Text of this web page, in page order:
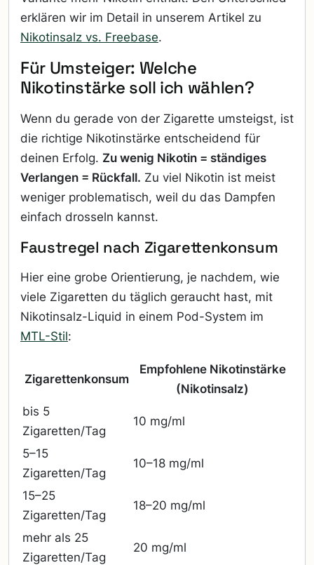
erklären wir im Detail in unserem Artikel zu
Nikotinsalz vs. Freebase.
Für Umsteiger: Welche
Nikotinstärke soll ich wählen?
Wenn du gerade von der Zigarette umsteigst, ist
die richtige Nikotinstärke entscheidend für
deinen Erfolg. Zu wenig Nikotin = ständiges
Verlangen = Rückfall. Zu viel Nikotin ist meist
weniger problematisch, weil du das Dampfen
einfach drosseln kannst.
Faustregel nach Zigarettenkonsum
Hier eine grobe Orientierung, je nachdem, wie
viele Zigaretten du täglich geraucht hast, mit
Nikotinsalz-Liquid in einem Pod-System im
MTL-Stil:
Zigarettenkonsum
Empfohlene Nikotinstärke
(Nikotinsalz)
bis 5
Zigaretten/Tag
10 mg/ml
5–15
Zigaretten/Tag
10–18 mg/ml
15–25
Zigaretten/Tag
18–20 mg/ml
mehr als 25
Zigaretten/Tag
20 mg/ml